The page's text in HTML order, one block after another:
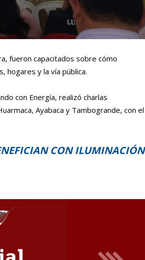
fueron capacitados sobre cómo
hogares y la vía pública.
con Energía, realizó charlas
Ayabaca y Tambogrande, con el
CON ILUMINACIÓN